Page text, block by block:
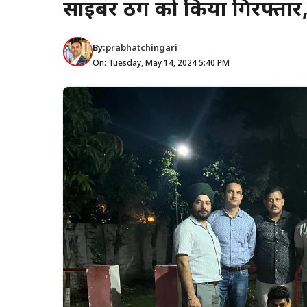
साईबर ठग को किया
By:prabhatchingari
On: Tuesday, May 14, 2024 5:40 PM